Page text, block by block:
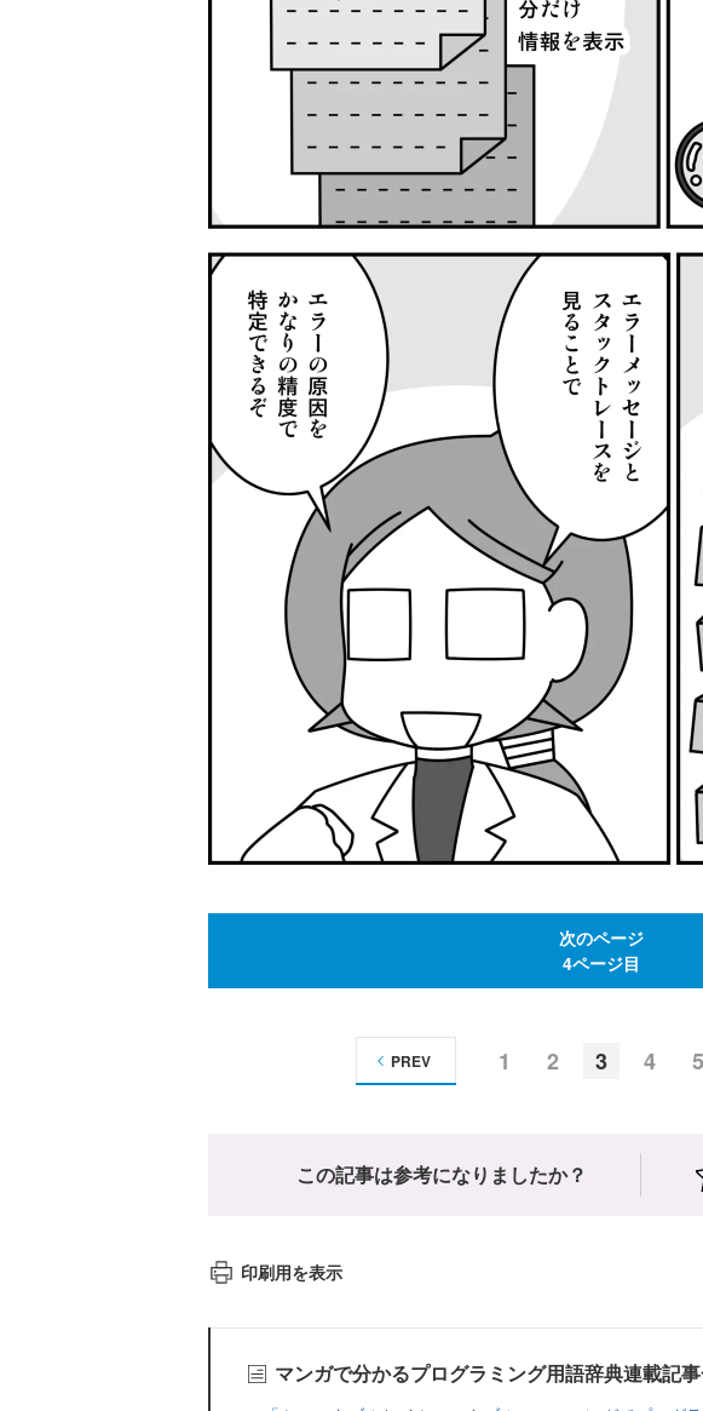
次のページ
4ページ目
1 2 3 4 5
PREV
この記事は参考になりましたか？
印刷用を表示
マンガで分かるプログラミング用語辞典連載記